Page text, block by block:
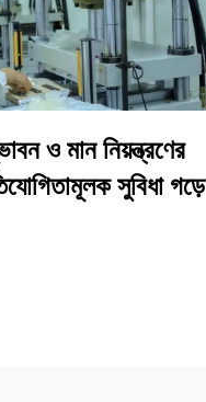
ও মান নিয়ন্ত্রণের
সুবিধা গড়ে